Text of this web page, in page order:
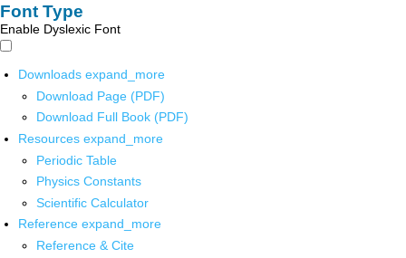
Font Type
Enable Dyslexic Font
Downloads expand_more
Download Page (PDF)
Download Full Book (PDF)
Resources expand_more
Periodic Table
Physics Constants
Scientific Calculator
Reference expand_more
Reference & Cite